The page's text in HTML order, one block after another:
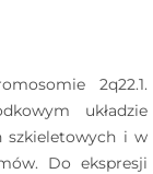
2q22.1.
układzie
szkieletowych i w
Do ekspresji